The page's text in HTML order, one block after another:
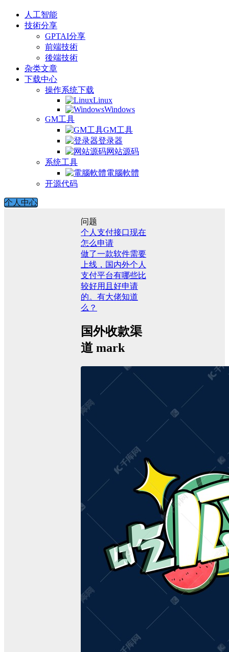
人工智能
技術分享
GPTAI分享
前端技術
後端技術
杂类文章
下载中心
操作系统下载
Linux
Windows
GM工具
GM工具
登录器
网站源码
系统工具
電腦軟體
开源代码
个人中心
问题
个人支付接口现在
怎么申请
做了一款软件需要
上线，国内外个人
支付平台有哪些比
较好用且好申请
的。有大佬知道
么？
国外收款渠
道 mark